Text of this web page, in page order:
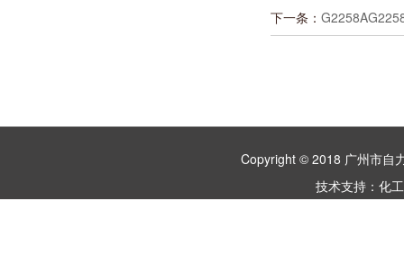
下一条：
Copyright © 2018 广州市
技术支持： 化